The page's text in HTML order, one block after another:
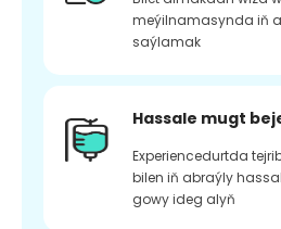
meýilnamasynda iň
saýlamak
Hassale mugt
Experiencedurtda
bilen iň abraýly
gowy ideg alyň